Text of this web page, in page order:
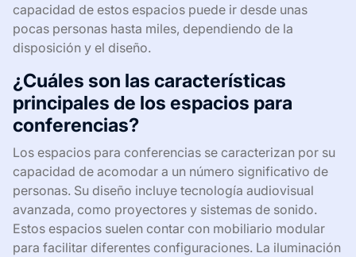
capacidad de estos espacios puede ir desde unas
pocas personas hasta miles, dependiendo de la
disposición y el diseño.
¿Cuáles son las características
principales de los espacios para
conferencias?
Los espacios para conferencias se caracterizan por su
capacidad de acomodar a un número significativo de
personas. Su diseño incluye tecnología audiovisual
avanzada, como proyectores y sistemas de sonido.
Estos espacios suelen contar con mobiliario modular
para facilitar diferentes configuraciones. La iluminación